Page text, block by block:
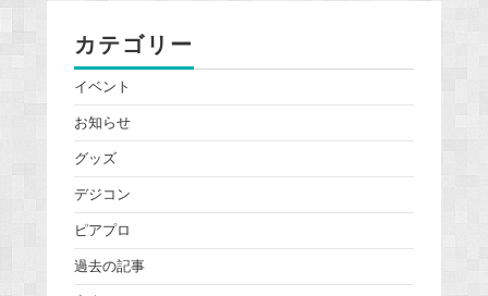
カテゴリー
イベント
お知らせ
グッズ
デジコン
ピアプロ
過去の記事